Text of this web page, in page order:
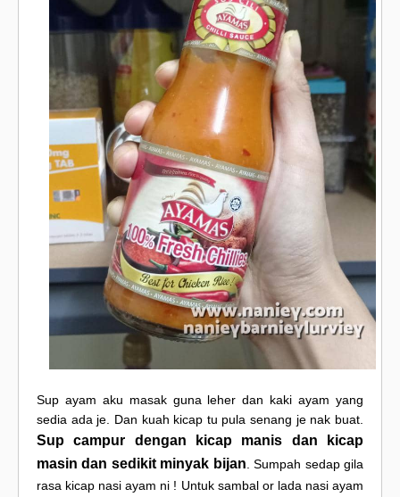
Sup ayam aku masak guna leher dan kaki ayam yang
sedia ada je. Dan kuah kicap tu pula senang je nak buat.
Sup campur dengan kicap manis dan kicap
masin dan sedikit minyak bijan . Sumpah sedap gila
rasa kicap nasi ayam ni ! Untuk sambal or lada nasi ayam